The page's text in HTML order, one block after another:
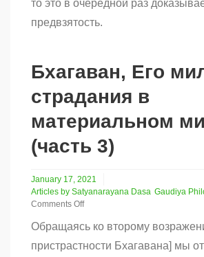
то это в очередной раз
предвзятость.
Бхагаван, Его
страдания в
материальном
(часть 3)
January 17, 2021
Articles by Satyanarayana Dasa Gaudiya
Comments Off
Бхагаван,
милость
Обращаясь ко второму
пристрастности Бхагавана] мы